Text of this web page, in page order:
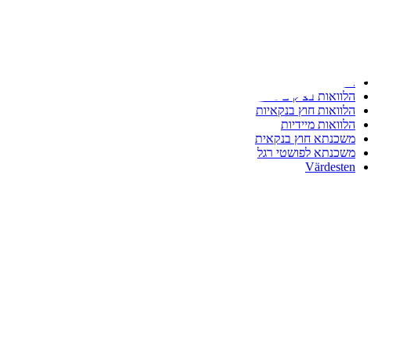
הלוואות בצ'קים
הלוואות בצ'קים עד הבית
הלוואות חוץ בנקאיות
הלוואות מיידיות
משכנתא חוץ בנקאית
משכנתא לפושטי רגל
Värdesten